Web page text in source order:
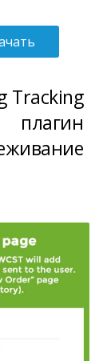
Tracking